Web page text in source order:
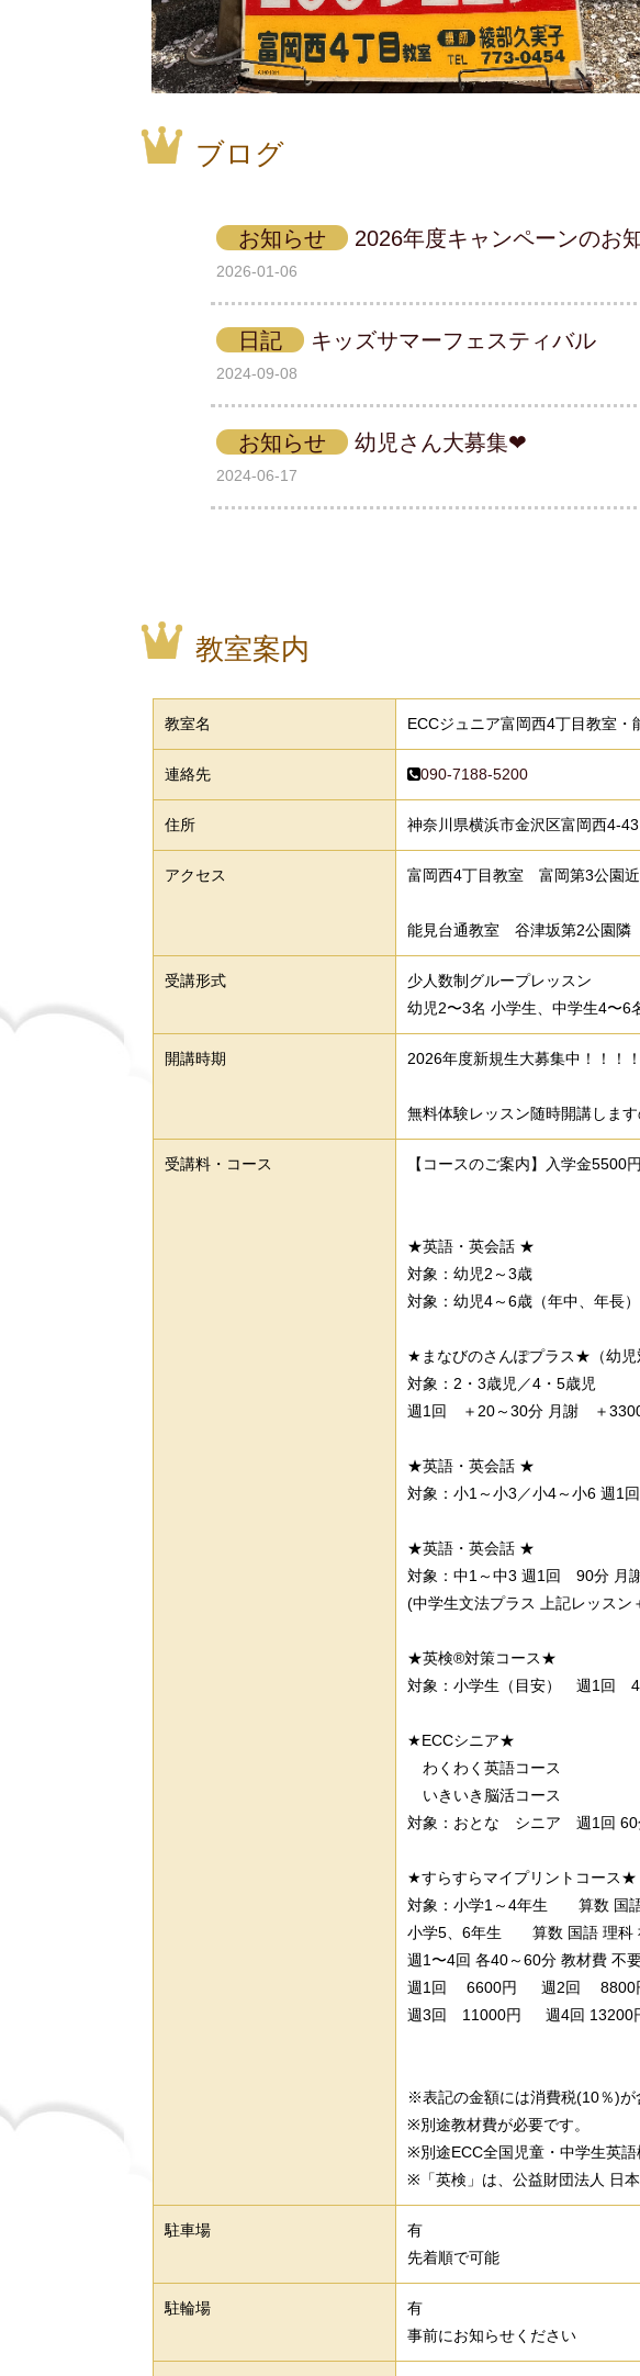
ブログ
お知らせ 2026年度キャンペーンのお
2026-01-06
日記 キッズサマーフェスティバル
2024-09-08
お知らせ 幼児さん大募集❤
2024-06-17
教室案内
教室名 ECCジュニア富岡西4丁目教室・
連絡先 090-7188-5200
住所 神奈川県横浜市金沢区富岡西4-
アクセス 富岡西4丁目教室 富岡第3公園
能見台通教室 谷津坂第2公園隣
受講形式
少人数制グループレッスン
幼児2〜3名 小学生、中学生4〜6
開講時期 2026年度新規生大募集中！！！！
無料体験レッスン随時開講しま
受講料・コース 【コースのご案内】入学金5500
★英語・英会話 ★
対象：幼児2～3歳 週
対象：幼児4～6歳（年中、年
★まなびのさんぽプラス★（幼児
対象：2・3歳児／4・5歳児
週1回 ＋20～30分 月謝 ＋
★英語・英会話 ★
対象：小1～小3／小4～小6 週1
★英語・英会話 ★
対象：中1～中3 週1回 90分 月
(中学生文法プラス 上記レッスン
★英検®対策コース★
対象：小学生（目安） 週1回
★ECCシニア★
わくわく英語コース
いきいき脳活コース
対象：おとな シニア 週1回 60
★すらすらマイプリントコース★
対象：小学1～4年生 算数 国
小学5、6年生 算数 国語 理科
週1〜4回 各40～60分 教材費 不
週1回 6600円 週2回 8800
週3回 11000円 週4回 13200
※表記の金額には消費税(10％)が
※別途教材費が必要です。
※別途ECC全国児童・中学生英語
※「英検」は、公益財団法人 日
駐車場
有
先着順で可能
駐輪場
有
事前にお知らせください